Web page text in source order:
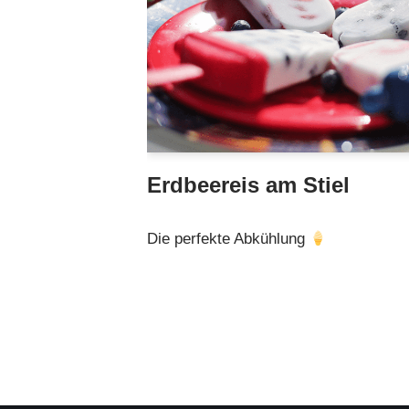
Erdbeereis am Stiel
Die perfekte Abkühlung